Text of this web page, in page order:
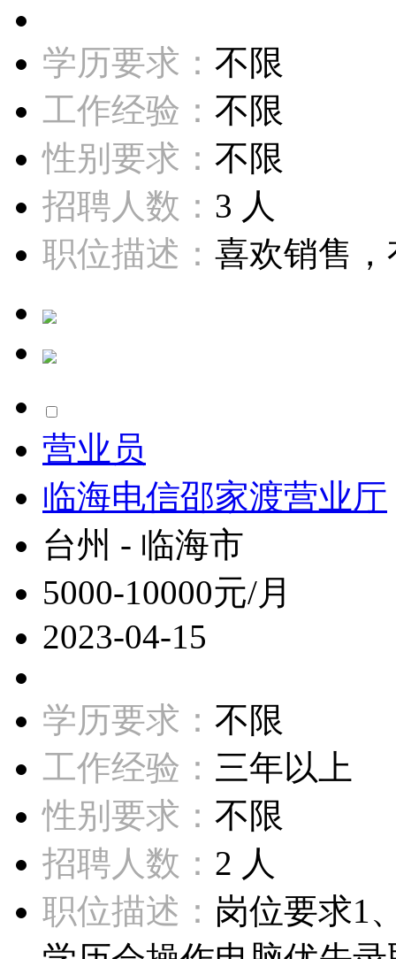
学历要求： 不限
工作经验： 不限
性别要求： 不限
招聘人数： 3 人
职位描述： 喜欢销售
营业员
临海电信邵家渡营业厅
台州 - 临海市
5000-10000元/月
2023-04-15
学历要求： 不限
工作经验： 三年以上
性别要求： 不限
招聘人数： 2 人
职位描述： 岗位要求1